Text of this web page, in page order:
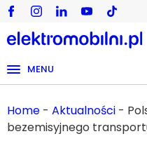
MENU
Home - Aktualności -
bezemisyjnego